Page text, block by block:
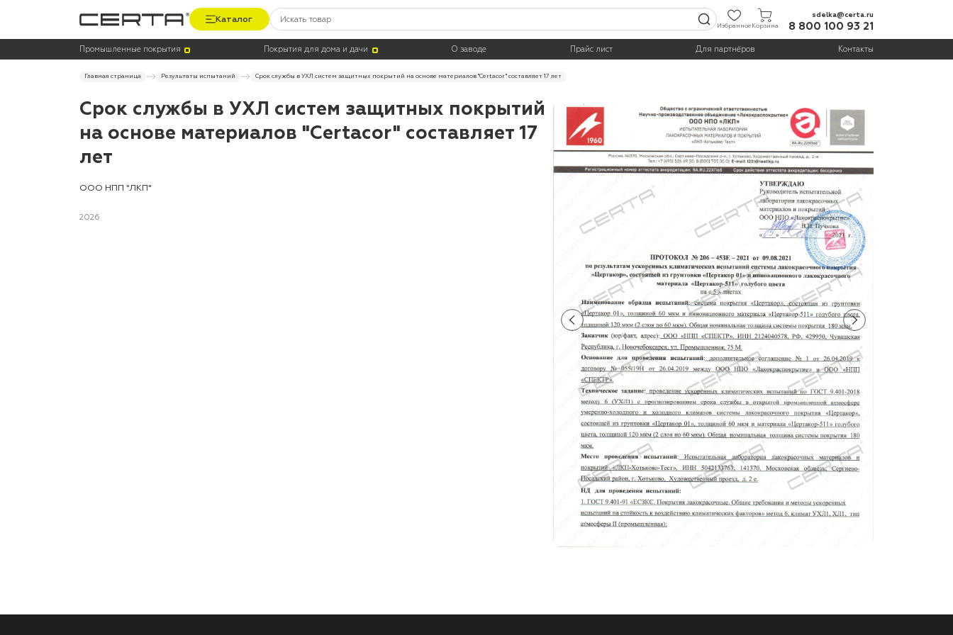
Каталог
ИзбранноеКорзина
sdelka@certa.ru
8 800 100 93 21
Промышленные покрытия Покрытия для дома и дачи О заводе Прайс лист Для партнёров Контакты
Главная страница Результаты испытаний Срок службы в УХЛ систем защитных покрытий на основе материалов "Certacor" составляет 17 лет
Срок службы в УХЛ систем защитных покрытий
на основе материалов "Certacor" составляет 17
лет
ООО НПП "ЛКП"
2026